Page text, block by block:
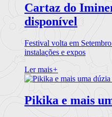
Cartaz do
disponível
Festival volta em
instalações e expos
Ler mais+
Pikika e mais